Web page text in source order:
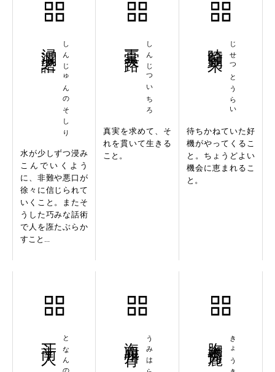
しんじゅんのそしり
水が少しずつ浸み
こんでいくよう
に、非難や悪口が
徐々に信じられて
いくこと。またそ
うした巧みな話術
で人を誑たぶらか
すこと...
しんじついちろ
真実を求めて、そ
れを貫いて生きる
こと。
じせつとうらい
待ちかねていた好
機がやってくるこ
と。ちょうどよい
機会に恵まれるこ
と。